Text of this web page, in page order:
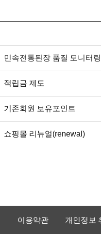
민속전통된장 품질 모니터
적립금 제도
기존회원 보유포인트
쇼핑몰 리뉴얼(renewal)
이용약관 개인정보